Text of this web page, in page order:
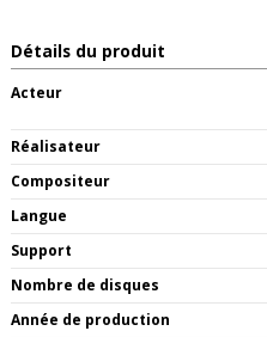
Détails du produit
Acteur
Réalisateur
Compositeur
Langue
Support
Nombre de disques
Année de production